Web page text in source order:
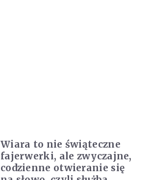
Wiara to nie świąteczne
fajerwerki, ale zwyczajne,
codzienne otwieranie się